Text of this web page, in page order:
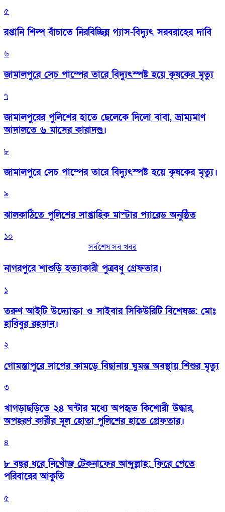
৫
রপ্তানি শিল্প বাঁচাতে নিরবিচ্ছিন্ন গ্যাস-বিদ্যুৎ সরবরাহের দাবি
৬
জামালপুরে সেচ পাম্পের তারে বিদ্যুৎস্পষ্ট হয়ে কৃষকের মৃত্যু
৭
জামালপুরের পুলিশের হাতে ছেলেকে দিলো বাবা, ভ্রাম্যমাণ
আদালতে ৬ মাসের কারাদণ্ড।
৮
জামালপুরে সেচ পাম্পের তারে বিদ্যুৎস্পষ্ট হয়ে কৃষকের মৃত্যু।
৯
‎ঝালকাঠিতে পুলিশের সাপ্তাহিক মাস্টার প্যারেড অনুষ্ঠিত
১০
সর্বশেষ সব খবর
নাগরপুরে শাশুড়ি হত্যাকারী পুত্রবধু গ্রেফতার।
১
তরুণ আইটি উদ্যোক্তা ও সাইবার সিকিউরিটি বিশেষজ্ঞ: মোঃ
হাবিবুর রহমান।
২
গোমস্তাপুরে সাপের কামড়ে বিছানায় ঘুমন্ত অবস্থায় শিশুর মৃত্যু
৩
খাগড়াছড়িতে ২৪ ঘন্টার মধ্যে অপহৃত কিশোরী উদ্ধার,
অপহরণ কারীর মূল হোতা পুলিশের হাতে গ্রেফতার।
৪
৮ বছর ধরে নিখোঁজ টেকনাফের আব্দুল্লাহ: ফিরে পেতে
পরিবারের আকুতি
৫